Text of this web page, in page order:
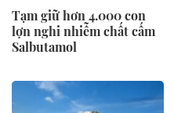
Tạm giữ hơn 4.000 con
lợn nghi nhiễm chất cấm
Salbutamol